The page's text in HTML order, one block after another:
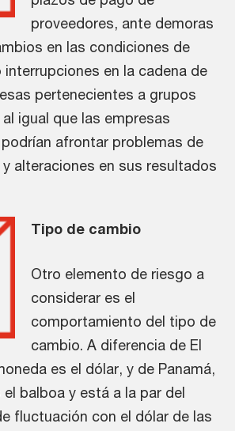
proveedores, ante demoras
en las condiciones de
en la cadena de
pertenecientes a grupos
igual que las empresas
afrontar problemas de
alteraciones en sus resultados
Tipo de cambio
Otro elemento de riesgo a
considerar es el
comportamiento del tipo de
cambio. A diferencia de El
es el dólar, y de Panamá,
balboa y está a la par del
fluctuación con el dólar de las